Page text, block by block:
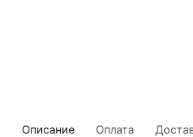
Описание Оплата